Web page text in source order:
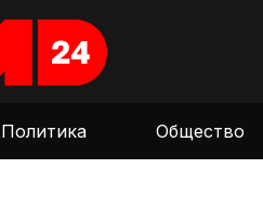
Политика Общество